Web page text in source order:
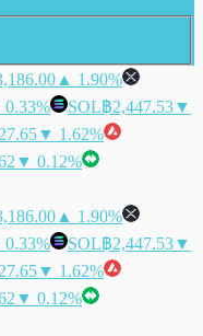
▲ 1.90%
SOL฿2,447.53▼
▼ 1.62%
▼ 0.12%
▲ 1.90%
SOL฿2,447.53▼
▼ 1.62%
▼ 0.12%